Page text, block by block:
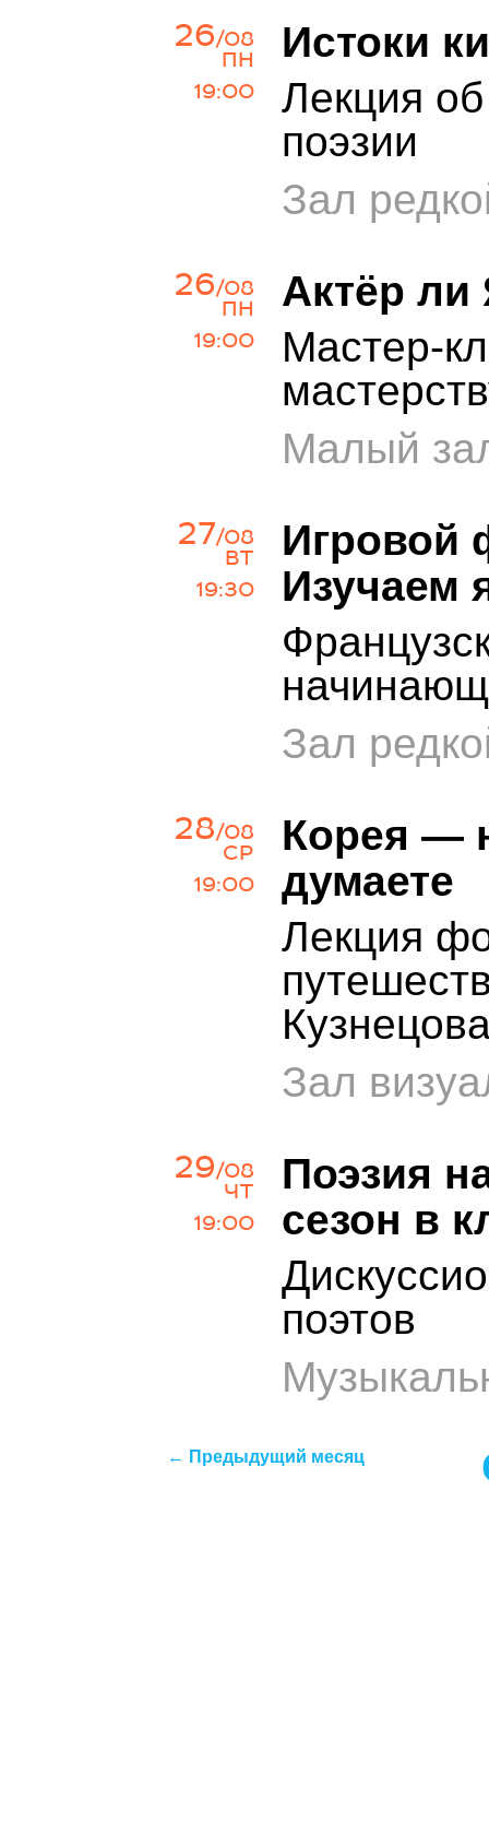
26/08
ПН
19:00
Истоки
Лекция
поэзии
Зал
26/08
ПН
19:00
Актёр ли
Мастер-
Малый
27/08
ВТ
19:30
Игровой
Изучаем
Зал
28/08
СР
19:00
Корея —
думаете
Лекция
Зал
29/08
ЧТ
19:00
Поэзия
сезон в
поэтов
← Предыдущий месяц